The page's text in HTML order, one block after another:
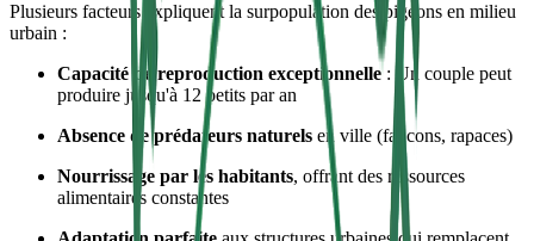
Plusieurs facteurs expliquent la surpopulation des pigeons en milieu
urbain :
Capacité de reproduction exceptionnelle: Un couple peut
produire jusqu'à 12 petits par an
Absence de prédateurs naturels en ville (faucons, rapaces)
Nourrissage par les habitants, offrant des ressources
alimentaires constantes